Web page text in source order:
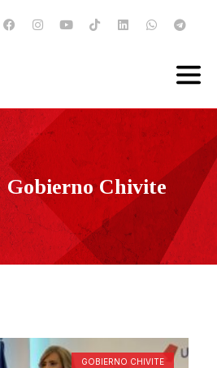
Gobierno Chivite
GOBIERNO CHIVITE